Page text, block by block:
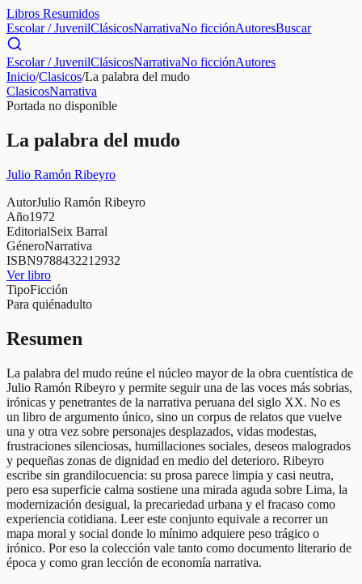
Libros Resumidos
Escolar / JuvenilClásicosNarrativaNo ficciónAutoresBuscar
Escolar / JuvenilClásicosNarrativaNo ficciónAutores
Inicio/Clasicos/La palabra del mudo
ClasicosNarrativa
Portada no disponible
La palabra del mudo
Julio Ramón Ribeyro
AutorJulio Ramón Ribeyro
Año1972
EditorialSeix Barral
GéneroNarrativa
ISBN9788432212932
Ver libro
TipoFicción
Para quiénadulto
Resumen
La palabra del mudo reúne el núcleo mayor de la obra cuentística de
Julio Ramón Ribeyro y permite seguir una de las voces más sobrias,
irónicas y penetrantes de la narrativa peruana del siglo XX. No es
un libro de argumento único, sino un corpus de relatos que vuelve
una y otra vez sobre personajes desplazados, vidas modestas,
frustraciones silenciosas, humillaciones sociales, deseos malogrados
y pequeñas zonas de dignidad en medio del deterioro. Ribeyro
escribe sin grandilocuencia: su prosa parece limpia y casi neutra,
pero esa superficie calma sostiene una mirada aguda sobre Lima, la
modernización desigual, la precariedad urbana y el fracaso como
experiencia cotidiana. Leer este conjunto equivale a recorrer un
mapa moral y social donde lo mínimo adquiere peso trágico o
irónico. Por eso la colección vale tanto como documento literario de
época y como gran lección de economía narrativa.